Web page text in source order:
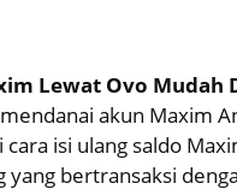
Lewat Ovo Mudah
akun Maxim
isi ulang saldo
yang bertransaksi